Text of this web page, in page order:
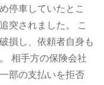
停車していたとこ
突されました。
こ
損し、依頼者自身も
相手方の保険会社
部の支払いを拒否